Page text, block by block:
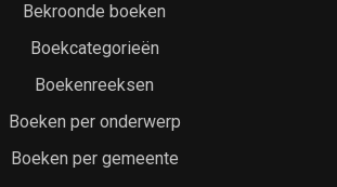
Bekroonde boeken
Boekcategorieën
Boekenreeksen
Boeken per onderwerp
Boeken per gemeente